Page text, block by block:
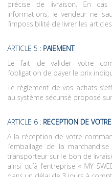
précise de livraison. En
informations, le vendeur ne
l’impossibilité de livrer les
ARTICLE 5 : PAIEMENT
Le fait de valider votre
l’obligation de payer le prix
Le règlement de vos achats
au système sécurisé proposé
ARTICLE 6 : RECEPTION DE
A la réception de votre
l’emballage de la
transporteur sur le bon de
ainsi qu’à l’entreprise « MY